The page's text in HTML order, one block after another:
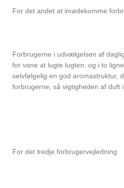
For det andet at imødekomme
Forbrugerne i udvælgelsen af
for vane at lugte lugten, og i to
selvfølgelig en god aromastruktur,
forbrugerne, så vigtigheden af ​​duft
For det tredje forbrugervejledning